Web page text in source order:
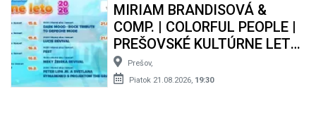
MIRIAM BRANDISOVÁ &
COMP. | COLORFUL PEOPLE |
PREŠOVSKÉ KULTÚRNE LETO
2026
Prešov,
Piatok 21.08.2026, 19:30